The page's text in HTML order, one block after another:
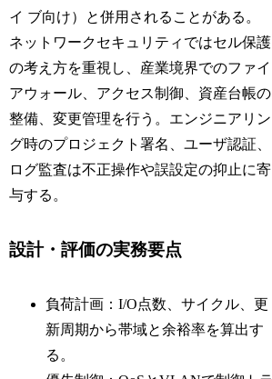
イ ブ向け）と併用されることがある。
ネットワークセキュリティではセル保護
の考え方を重視し、産業境界でのファイ
アウォール、アクセス制御、資産台帳の
整備、変更管理を行う。エンジニアリン
グ時のプロジェクト署名、ユーザ認証、
ログ監査は不正操作や誤設定の抑止に寄
与する。
設計・評価の実務要点
負荷計画：I/O点数、サイクル、更
新周期から帯域と余裕率を算出す
る。